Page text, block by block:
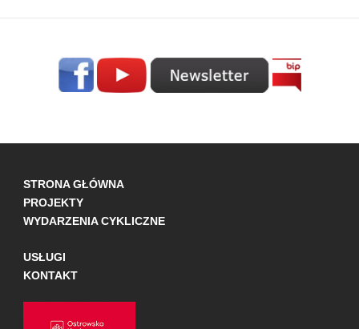
STRONA GŁÓWNA
PROJEKTY
WYDARZENIA CYKLICZNE
USŁUGI
KONTAKT